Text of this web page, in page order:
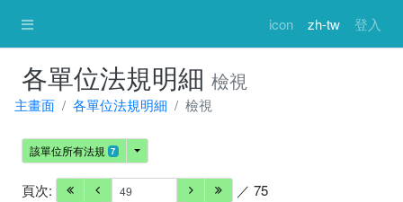
icon zh-tw 登入
各單位法規明細 檢視
主畫面 各單位法規明細 檢視
該單位所有法規 7
頁次:
／ 75